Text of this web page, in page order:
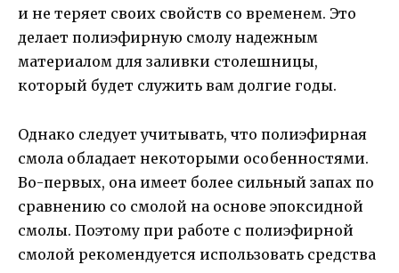
и не теряет своих свойств со временем. Это
делает полиэфирную смолу надежным
материалом для заливки столешницы,
который будет служить вам долгие годы.
Однако следует учитывать, что полиэфирная
смола обладает некоторыми особенностями.
Во-первых, она имеет более сильный запах по
сравнению со смолой на основе эпоксидной
смолы. Поэтому при работе с полиэфирной
смолой рекомендуется использовать средства